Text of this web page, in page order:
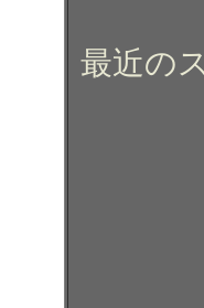
最近の